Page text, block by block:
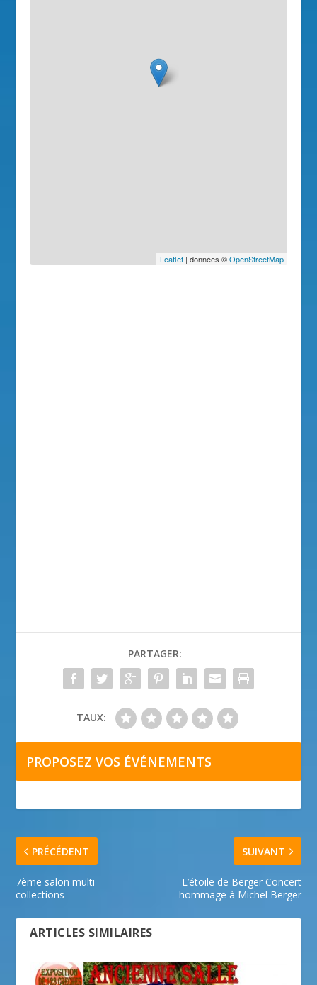
Leaflet| données ©OpenStreetMap
PARTAGER:
TAUX:
PROPOSEZ VOS ÉVÉNEMENTS
PRÉCÉDENT
7ème salon multi
collections
SUIVANT
L’étoile de Berger Concert
hommage à Michel Berger
ARTICLES SIMILAIRES